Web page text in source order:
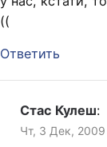
((
Ответить
Стас Кулеш:
Чт, 3 Дек,